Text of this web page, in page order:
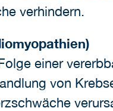
verhindern.
einer
von